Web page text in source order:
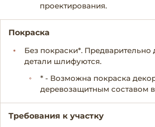
проектирования.
Покраска
Без покраски*. Предварительно
детали шлифуются.
* - Возможна покраска
деревозащитным составом
Требования к участку